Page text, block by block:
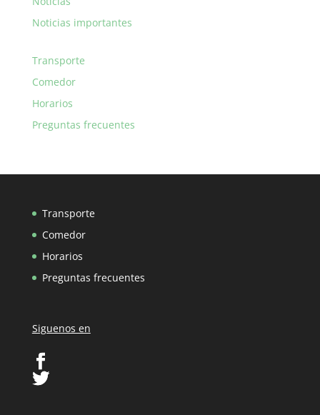
Noticias importantes
Transporte
Comedor
Horarios
Preguntas frecuentes
Transporte
Comedor
Horarios
Preguntas frecuentes
Siguenos en